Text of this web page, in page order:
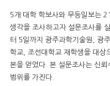
5개 대학 학보사와 무등일보는
생각을 조사하고자 설문조사를
터 5일까지 광주과학기술원, 광
학교, 조선대학교 재학생을 대
본을 얻었다. 본 설문조사는 신
범위를 가진다.